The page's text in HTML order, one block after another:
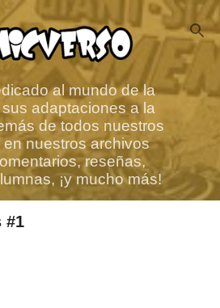
principal
al mundo de la
sus adaptaciones a la
de todos nuestros
nuestros archivos
reseñas,
¡y mucho más!
#1